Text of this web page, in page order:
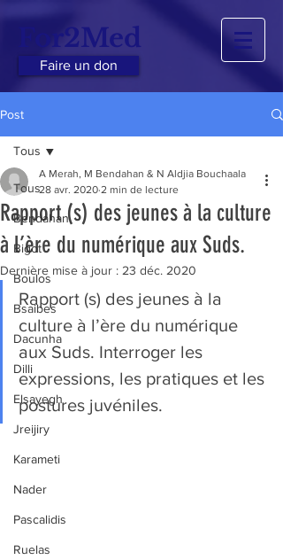
For2Med
Faire un don
Post
Tous
Bendahan
Bigot
Boulos
Bsaibes
Dacunha
Dilli
Elsayegh
Jreijiry
Karameti
Nader
Pascalidis
Ruelas
Tous
Rapport (s) des jeunes à la culture
à l’ère du numérique aux Suds.
A Merah, M Bendahan & N Aldjia Bouchaala
28 avr. 2020 2 min de lecture
Dernière mise à jour : 23 déc. 2020
Rapport (s) des jeunes à la
culture à l’ère du numérique
aux Suds. Interroger les
expressions, les pratiques et les
postures juvéniles.